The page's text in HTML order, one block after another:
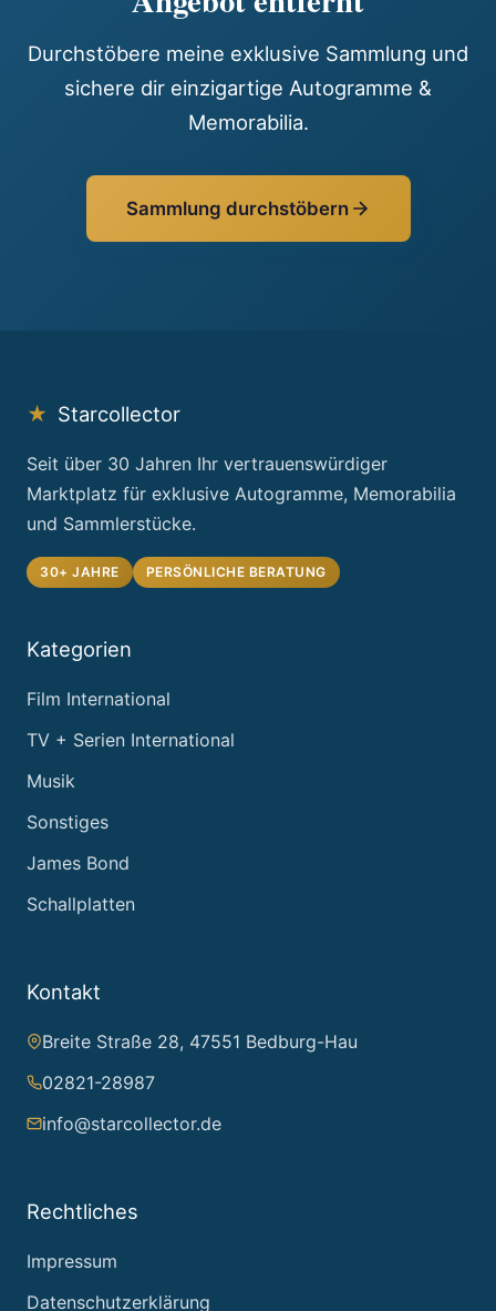
Durchstöbere meine exklusive Sammlung und
sichere dir einzigartige Autogramme &
Memorabilia.
Sammlung durchstöbern
★ Starcollector
Seit über 30 Jahren Ihr vertrauenswürdiger
Marktplatz für exklusive Autogramme, Memorabilia
und Sammlerstücke.
30+ JAHRE PERSÖNLICHE BERATUNG
Kategorien
Film International
TV + Serien International
Musik
Sonstiges
James Bond
Schallplatten
Kontakt
Breite Straße 28, 47551 Bedburg-Hau
02821-28987
info@starcollector.de
Rechtliches
Impressum
Datenschutzerklärung